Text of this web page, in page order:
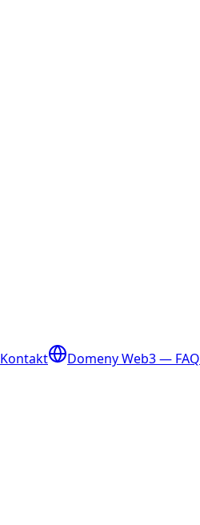
Kontakt Domeny Web3 — FAQ